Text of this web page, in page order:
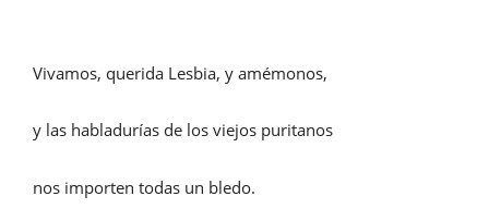
Vivamos, querida Lesbia, y amémonos,
y las habladurías de los viejos puritanos
nos importen todas un bledo.